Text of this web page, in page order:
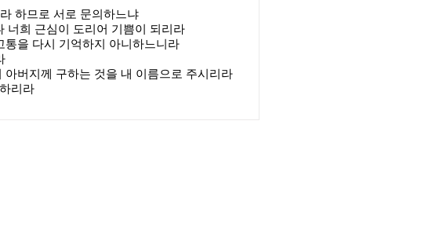
하므로 서로 문의하느냐
너희 근심이 도리어 기쁨이 되리라
을 다시 기억하지 아니하느니라
버지께 구하는 것을 내 이름으로 주시리라
리라